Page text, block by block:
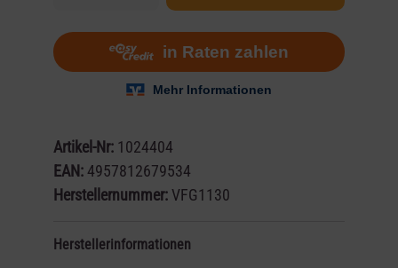
Artikel-Nr: 1024404
EAN:4957812679534
Herstellernummer:VFG1130
Herstellerinformationen